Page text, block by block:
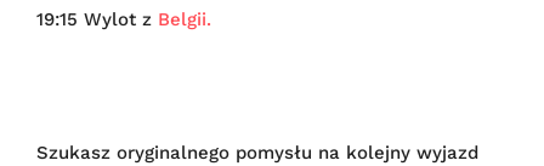
19:15 Wylot z Belgii.
Szukasz oryginalnego pomysłu na kolejny wyjazd